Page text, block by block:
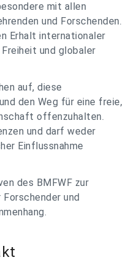
mit allen
und Forschenden.
Erhalt internationaler
und globaler
auf, diese
den Weg für eine freie,
offenzuhalten.
und darf weder
Einflussnahme
des BMFWF zur
und